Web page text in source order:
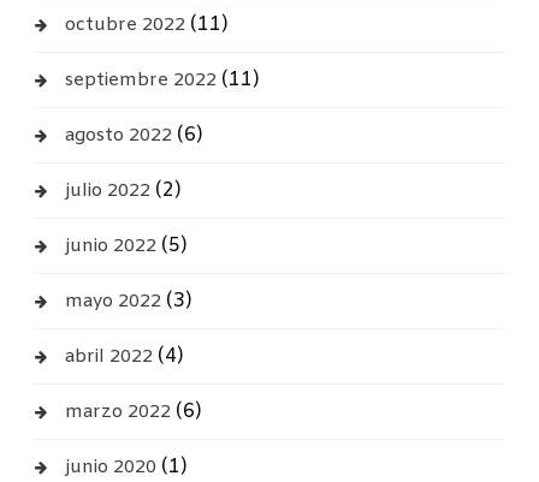
octubre 2022 (11)
septiembre 2022 (11)
agosto 2022 (6)
julio 2022 (2)
junio 2022 (5)
mayo 2022 (3)
abril 2022 (4)
marzo 2022 (6)
junio 2020 (1)